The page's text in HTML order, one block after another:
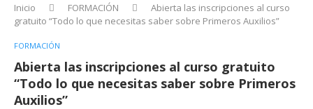
Inicio FORMACIÓN
Abierta las inscripciones al curso
gratuito “Todo lo que necesitas saber sobre Primeros Auxilios”
FORMACIÓN
Abierta las inscripciones al curso gratuito
“Todo lo que necesitas saber sobre Primeros
Auxilios”